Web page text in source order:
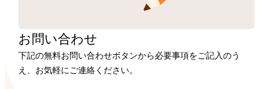
お問い合わせ
下記の無料お問い合わせボタンから必要事項をご記入のう
え、お気軽にご連絡ください。